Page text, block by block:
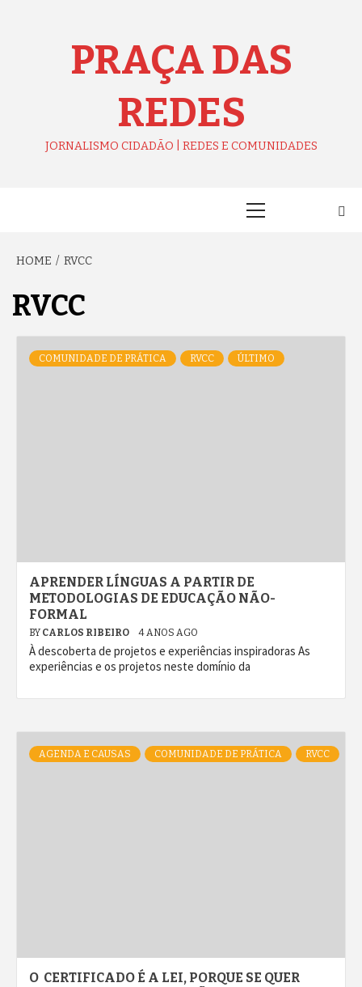
PRAÇA DAS
REDES
JORNALISMO CIDADÃO | REDES E COMUNIDADES
HOME RVCC
RVCC
COMUNIDADE DE PRÁTICA RVCC ÚLTIMO
APRENDER LÍNGUAS A PARTIR DE
METODOLOGIAS DE EDUCAÇÃO NÃO-
FORMAL
BY CARLOS RIBEIRO 4 ANOS AGO
À descoberta de projetos e experiências inspiradoras As
experiências e os projetos neste domínio da
AGENDA E CAUSAS COMUNIDADE DE PRÁTICA RVCC
O CERTIFICADO É A LEI, PORQUE SE QUER